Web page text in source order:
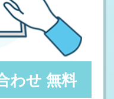
わせ 無料